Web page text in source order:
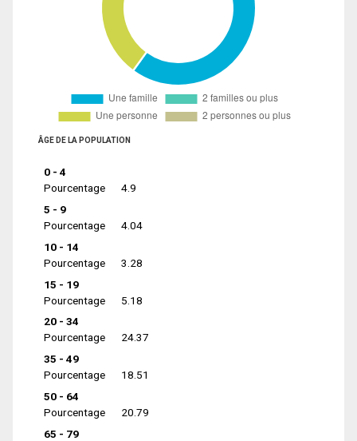
ÂGE DE LA POPULATION
0 - 4
Pourcentage
4.9
5 - 9
Pourcentage
4.04
10 - 14
Pourcentage
3.28
15 - 19
Pourcentage
5.18
20 - 34
Pourcentage
24.37
35 - 49
Pourcentage
18.51
50 - 64
Pourcentage
20.79
65 - 79